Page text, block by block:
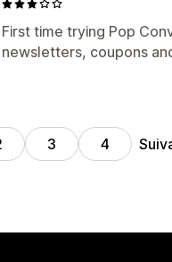
First time trying Pop
newsletters, coupons
3 4